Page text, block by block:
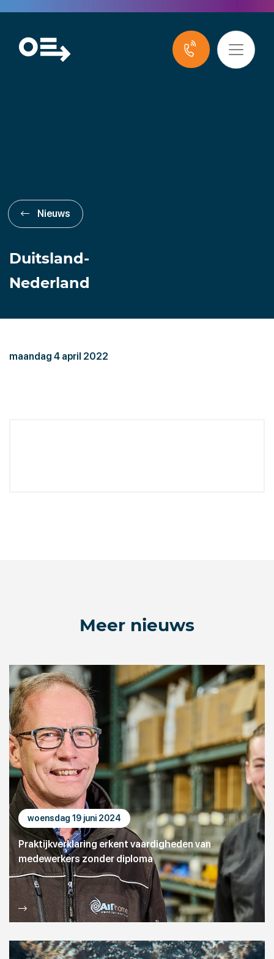
Nieuws
Duitsland-
Nederland
maandag 4 april 2022
Meer nieuws
woensdag 19 juni 2024
Praktijkverklaring erkent vaardigheden van
medewerkers zonder diploma